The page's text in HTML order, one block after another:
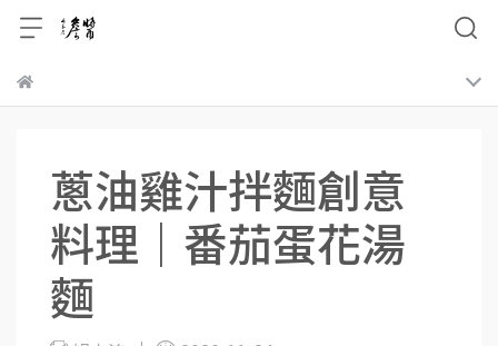
蔥油雞汁拌麵創意
料理｜番茄蛋花湯
麵